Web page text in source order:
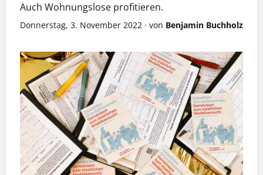
Auch Wohnungslose profitieren.
Donnerstag, 3. November 2022 · von Benjamin Buchholz